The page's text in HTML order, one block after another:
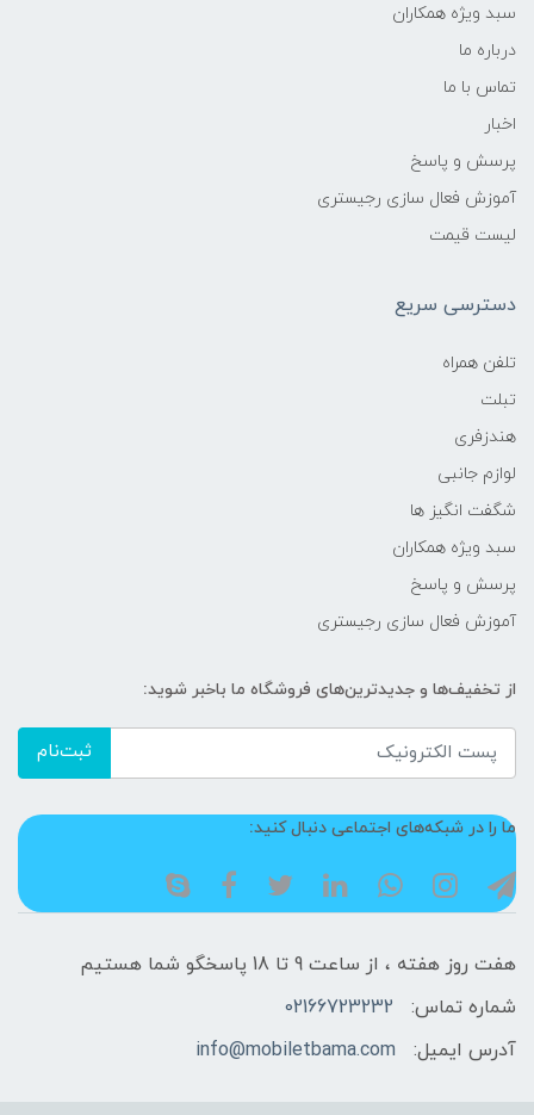
سبد ویژه همکاران
درباره ما
تماس با ما
اخبار
پرسش و پاسخ
آموزش فعال سازی رجیستری
لیست قیمت
دسترسی سریع
تلفن همراه
تبلت
هندزفری
لوازم جانبی
شگفت انگیز ها
سبد ویژه همکاران
پرسش و پاسخ
آموزش فعال سازی رجیستری
از تخفیف‌ها و جدیدترین‌های فروشگاه ما باخبر شوید:
ثبت‌نام
ما را در شبکه‌های اجتماعی دنبال کنید:
هفت روز هفته ، از ساعت 9 تا 18 پاسخگو شما هستیم
شماره تماس:
02166723232
آدرس ایمیل:
info@mobiletbama.com